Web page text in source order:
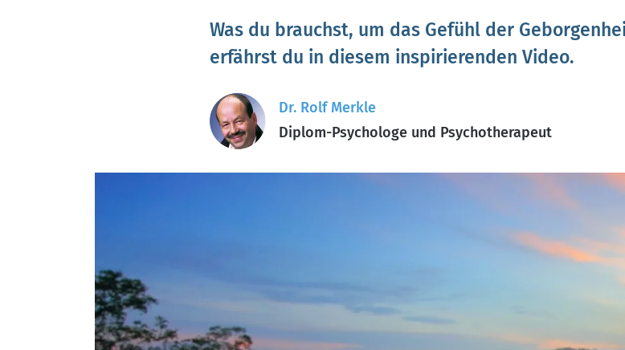
Was du brauchst, um das Gefühl der
erfährst du in diesem inspirierenden Video.
Dr. Rolf Merkle
Diplom-Psychologe und Psychotherapeut